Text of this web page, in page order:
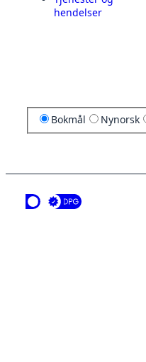
hendelser
Bokmål Nynorsk